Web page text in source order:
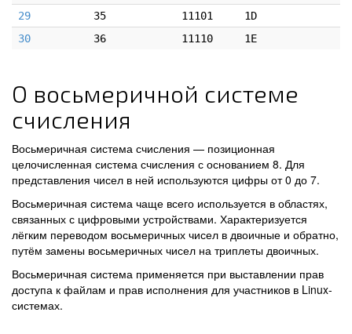
29
35 11101
1D
30
36 11110 1E
О восьмеричной системе
счисления
Восьмеричная система счисления — позиционная
целочисленная система счисления с основанием 8. Для
представления чисел в ней используются цифры от 0 до 7.
Восьмеричная система чаще всего используется в областях,
связанных с цифровыми устройствами. Характеризуется
лёгким переводом восьмеричных чисел в двоичные и обратно,
путём замены восьмеричных чисел на триплеты двоичных.
Восьмеричная система применяется при выставлении прав
доступа к файлам и прав исполнения для участников в Linux-
системах.